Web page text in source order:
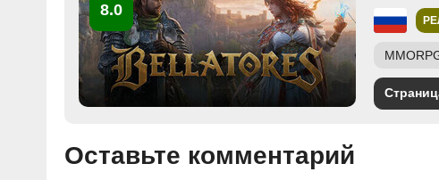
8.0
Оставьте комментарий